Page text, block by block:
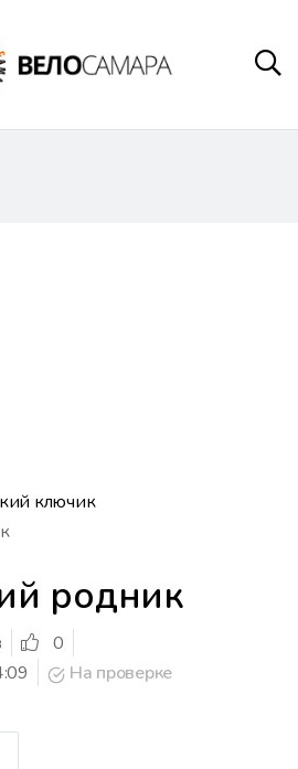
ключик
родник
0
На проверке